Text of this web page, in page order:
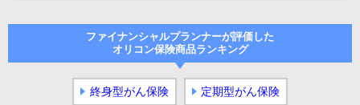
ファイナンシャルプランナーが評価した
オリコン保険商品ランキング
終身型がん保険 定期型がん保険